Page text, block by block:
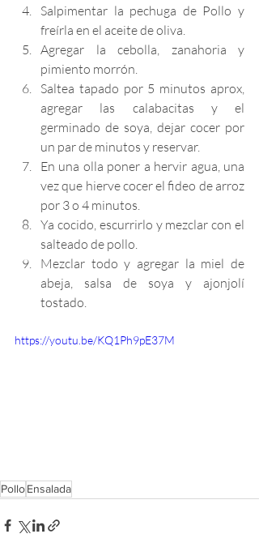
Salpimentar la pechuga de Pollo y
freírla en el aceite de oliva.
Agregar la cebolla, zanahoria y
pimiento morrón.
Saltea tapado por 5 minutos aprox,
agregar las calabacitas y el
germinado de soya, dejar cocer por
un par de minutos y reservar.
En una olla poner a hervir agua, una
vez que hierve cocer el fideo de arroz
por 3 o 4 minutos.
Ya cocido, escurrirlo y mezclar con el
salteado de pollo.
Mezclar todo y agregar la miel de
abeja, salsa de soya y ajonjolí
tostado.
https://youtu.be/KQ1Ph9pE37M
PolloEnsalada